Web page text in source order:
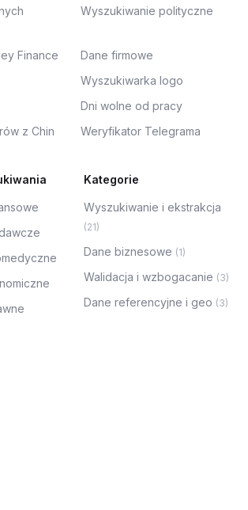
Wyszukiwanie polityczne
Finance
Dane firmowe
Wyszukiwarka logo
Dni wolne od pracy
z Chin
Weryfikator Telegrama
Kategorie
Wyszukiwanie i ekstrakcja
(21)
Dane biznesowe (1)
Walidacja i wzbogacanie (3)
Dane referencyjne i geo (3)